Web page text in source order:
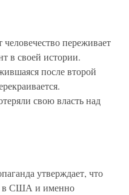
переживает
в своей истории.
после второй
свою власть над
утверждает, что
в США и именно